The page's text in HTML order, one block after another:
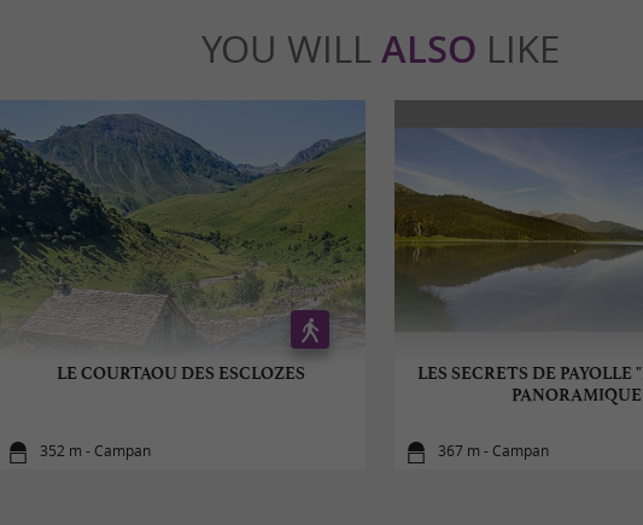
YOU WILL ALSO LIKE
LE COURTAOU DES ESCLOZES
352 m - Campan
LES SECRETS DE PAYOLLE
367 m - Campan